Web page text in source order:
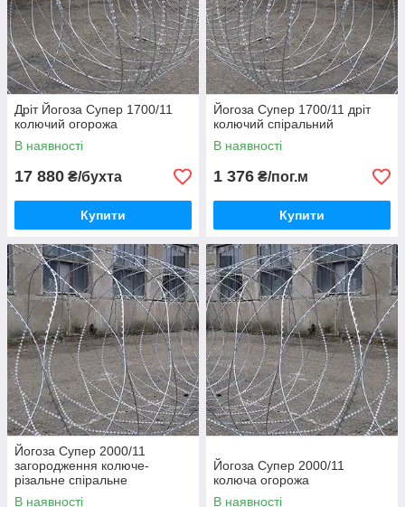
Дріт Йогоза Супер 1700/11
колючий огорожа
В наявності
17 880 ₴/бухта
Купити
Йогоза Супер 1700/11 дріт
колючий спіральний
В наявності
1 376 ₴/пог.м
Купити
Йогоза Супер 2000/11
загородження колюче-
різальне спіральне
В наявності
Йогоза Супер 2000/11
колюча огорожа
В наявності